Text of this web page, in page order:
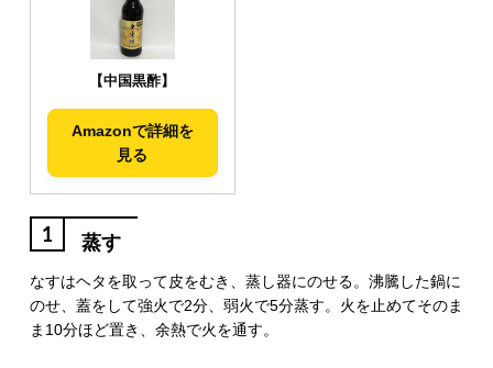
【中国黒酢】
Amazonで詳細を
見る
1 蒸す
なすはヘタを取って皮をむき、蒸し器にのせる。沸騰した鍋に
のせ、蓋をして強火で2分、弱火で5分蒸す。火を止めてそのま
ま10分ほど置き、余熱で火を通す。